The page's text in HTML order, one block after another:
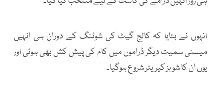
انہوں نے بتایا کہ کالج گیٹ کی شوٹنگ کے دوران ہی انہیں
میسنی سمیت دیگر ڈراموں میں کام کی پیش کش بھی ہوئی اور
یوں ان کا شوبز کیریئر شروع ہوگیا۔